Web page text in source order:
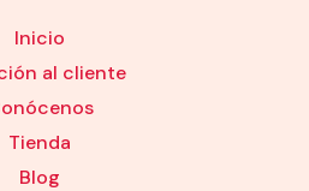
Inicio
al cliente
Tienda
Blog